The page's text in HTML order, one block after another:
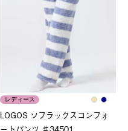
レディース
LOGOS ソフラックスコンフォ